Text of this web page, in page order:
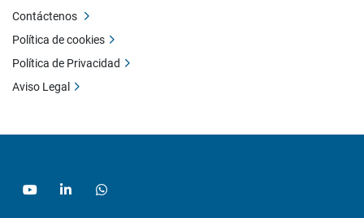
youtubelinkedinwhatsapp
Contáctenos
Política de cookies
Política de Privacidad
Aviso Legal